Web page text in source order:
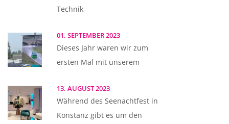
Technik
01. SEPTEMBER 2023
Dieses Jahr waren wir zum
ersten Mal mit unserem
13. AUGUST 2023
Während des Seenachtfest in
Konstanz gibt es um den